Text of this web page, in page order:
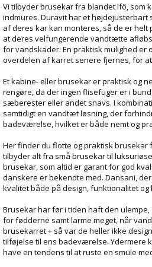
Vi tilbyder brusekar fra blandet Ifö, som
indmures. Duravit har et højdejusterbart
af deres kar kan monteres, så de er helt
at deres velfungerende vandtætte
for vandskader. En praktisk mulighed er
overdelen af karret senere fjernes, for
Et kabine- eller brusekar er praktisk og
rengøre, da der ingen flisefuger er i
sæberester eller andet snavs. I
samtidigt en vandtæt løsning, der
badeværelse, hvilket er både nemt og
Her finder du flotte og praktisk brusekar
tilbyder alt fra små brusekar til
brusekar, som altid er garant for god
danskere er bekendte med. Dansani,
kvalitet både på design, funktionalitet og
Brusekar har før i tiden haft den
for fødderne samt larme meget, når
brusekarret + så var de heller ikke
tilføjelse til ens badeværelse. Ydermere
have en tendens til at ruste en smule